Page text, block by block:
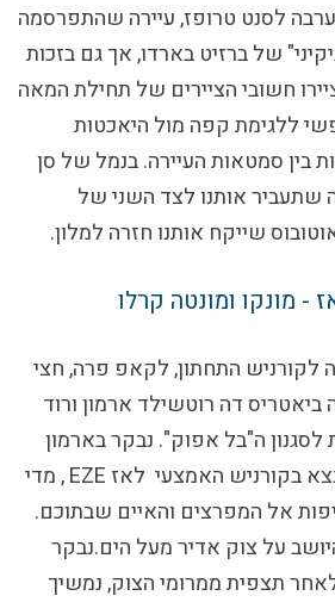
לסנט טרופז, עיירה שהתפרסמה
של ברזיט בארדו, אך גם בזכות
חשובי הציירים של תחילת המאה
ללגימת קפה מול היאכטות
בין סמטאות העיירה. בנמל של סן
שתעביר אותנו לצד השני של
שייקח אותנו חזרה למלון.
- מונקו ומונטה קרלו
לקורניש התחתון, לקאפ פרה, חצי
דה רוטשילד ארמון ורוד
ה"בל אפוק". נבקר בארמון
בקורניש האמצעי לאז EZE, מדי
אל המפרצים והאיים שבתוכם.
על צוק אדיר מעל הים.נבקר
תצפית ממרומי הצוק,נמשיך